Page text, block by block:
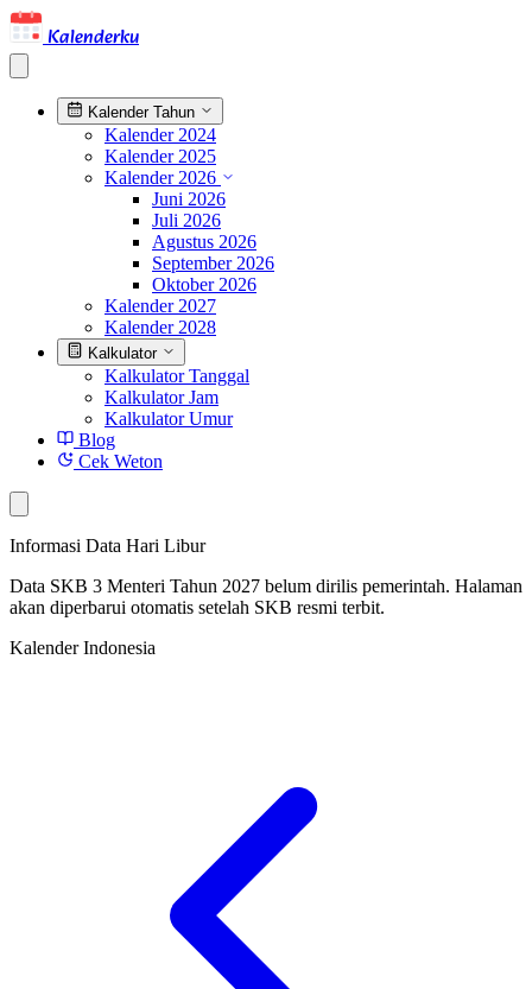
Kalenderku
Kalender Tahun
Kalender 2024
Kalender 2025
Kalender 2026
Juni 2026
Juli 2026
Agustus 2026
September 2026
Oktober 2026
Kalender 2027
Kalender 2028
Kalkulator
Kalkulator Tanggal
Kalkulator Jam
Kalkulator Umur
Blog
Cek Weton
Informasi Data Hari Libur
Data SKB 3 Menteri Tahun 2027 belum dirilis pemerintah. Halaman
akan diperbarui otomatis setelah SKB resmi terbit.
Kalender Indonesia